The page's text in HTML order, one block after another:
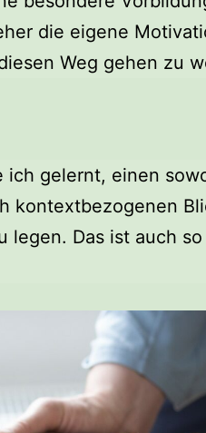
die eigene
Weg gehen zu
ich gelernt, einen
kontextbezogenen
legen. Das ist auch so